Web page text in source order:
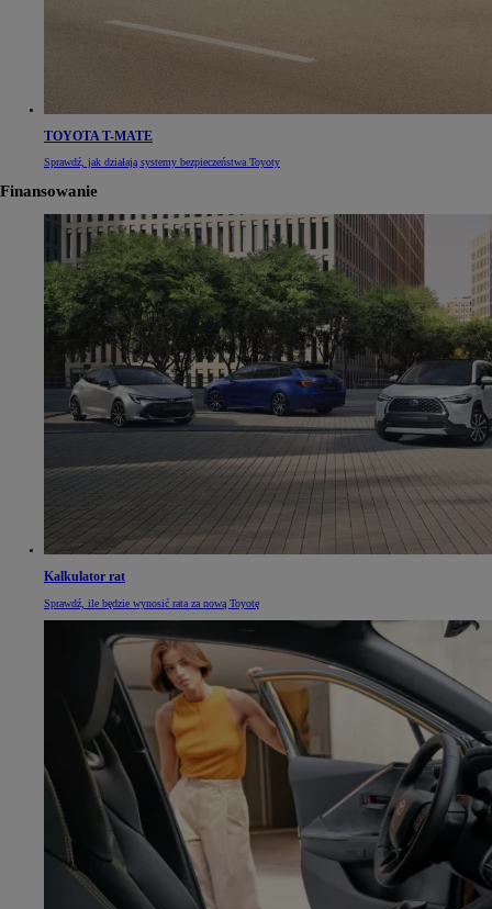
TOYOTA T-MATE
Sprawdź, jak działają systemy bezpieczeństwa Toyoty
Finansowanie
Kalkulator rat
Sprawdź, ile będzie wynosić rata za nową Toyotę